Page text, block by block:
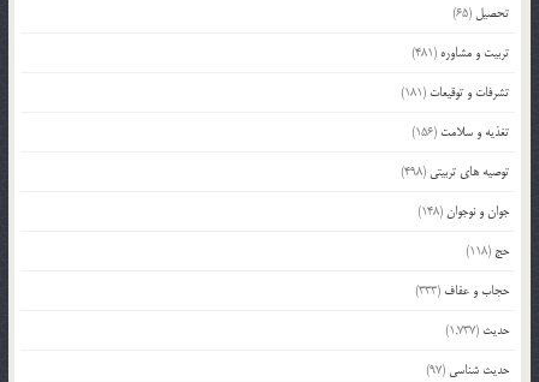
تحصیل (65)
تربیت و مشاوره (481)
تشرفات و توقیعات (181)
تغذیه و سلامت (156)
توصیه های تربیتی (498)
جوان و نوجوان(148)
حج (118)
حجاب و عفاف (333)
حدیث (1,737)
حدیث شناسی (97)